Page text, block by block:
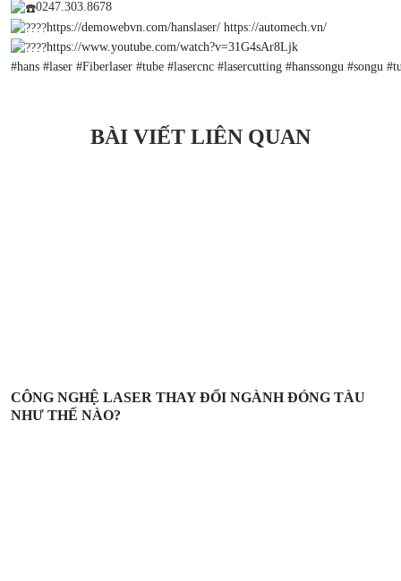
0247.303.8678
https://demowebvn.com/hanslaser/ https://automech.vn/
https://www.youtube.com/watch?v=31G4sAr8Ljk
#hans #laser #Fiberlaser #tube #lasercnc #lasercutting #hanssongu #songu
BÀI VIẾT LIÊN QUAN
CÔNG NGHỆ LASER THAY ĐỔI NGÀNH ĐÓNG TÀU
NHƯ THẾ NÀO?